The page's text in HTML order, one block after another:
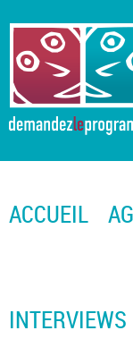
ACCUEIL
INTERVIEWS